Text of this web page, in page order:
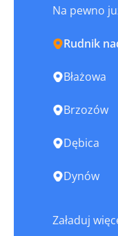
Na pewno
Rudnik
Błażowa
Brzozów
Dębica
Dynów
Załaduj